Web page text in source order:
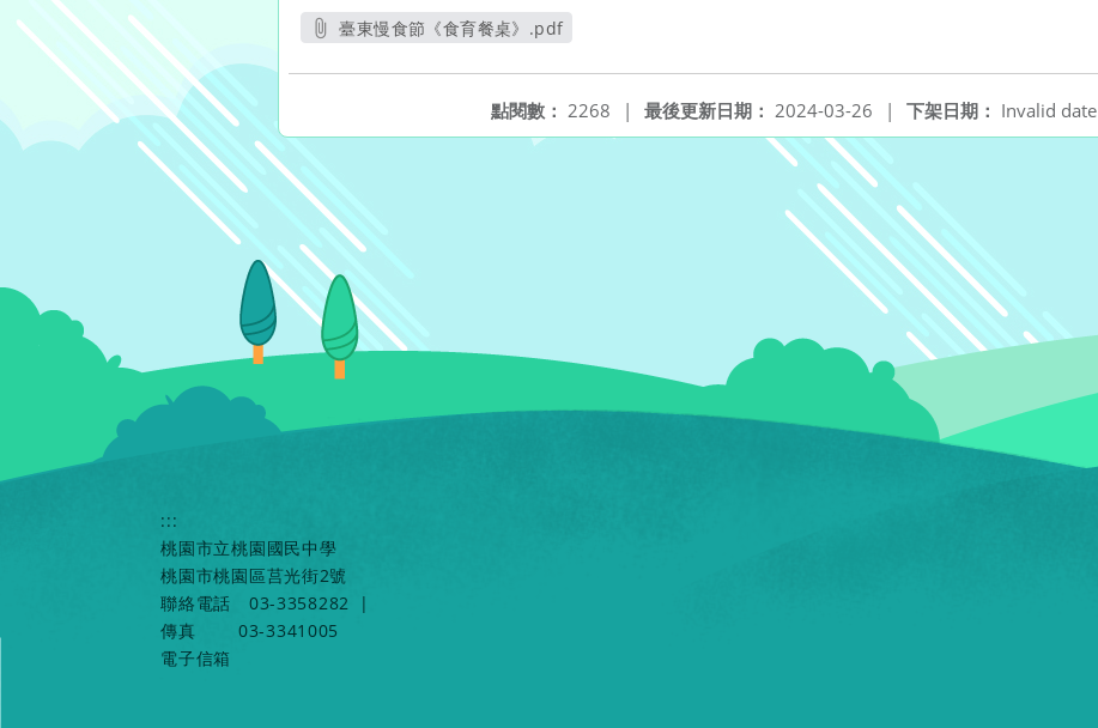
臺東慢食節《食育餐桌》.pdf
下架日期： Invalid date
最後更新日期： 2024-03-26 |
點閱數： 2268 |
:::
桃園市立桃園國民中學
桃園市桃園區莒光街2號
聯絡電話
03-3358282
|
傳真
03-3341005
電子信箱